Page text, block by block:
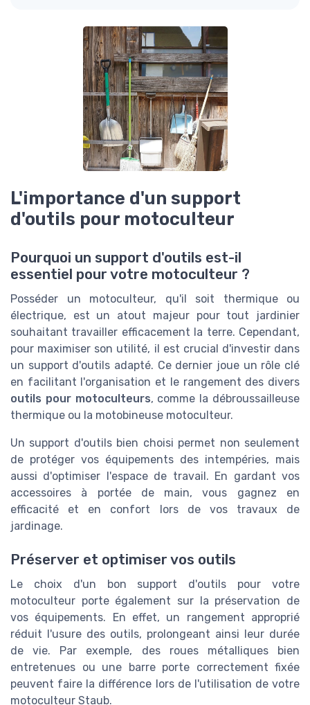
L'importance d'un support
d'outils pour motoculteur
Pourquoi un support d'outils est-il
essentiel pour votre motoculteur ?
Posséder un motoculteur, qu'il soit thermique ou
électrique, est un atout majeur pour tout jardinier
souhaitant travailler efficacement la terre. Cependant,
pour maximiser son utilité, il est crucial d'investir dans
un support d'outils adapté. Ce dernier joue un rôle clé
en facilitant l'organisation et le rangement des divers
outils pour motoculteurs, comme la débroussailleuse
thermique ou la motobineuse motoculteur.
Un support d'outils bien choisi permet non seulement
de protéger vos équipements des intempéries, mais
aussi d'optimiser l'espace de travail. En gardant vos
accessoires à portée de main, vous gagnez en
efficacité et en confort lors de vos travaux de
jardinage.
Préserver et optimiser vos outils
Le choix d'un bon support d'outils pour votre
motoculteur porte également sur la préservation de
vos équipements. En effet, un rangement approprié
réduit l'usure des outils, prolongeant ainsi leur durée
de vie. Par exemple, des roues métalliques bien
entretenues ou une barre porte correctement fixée
peuvent faire la différence lors de l'utilisation de votre
motoculteur Staub.